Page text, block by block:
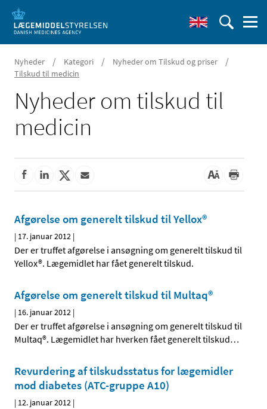
Nyheder / Kategori / Nyheder om Tilskud og priser /
Tilskud til medicin
Nyheder om tilskud til
medicin
Afgørelse om generelt tilskud til Yellox®
| 17. januar 2012 |
Der er truffet afgørelse i ansøgning om generelt tilskud til
Yellox®. Lægemidlet har fået generelt tilskud.
Afgørelse om generelt tilskud til Multaq®
| 16. januar 2012 |
Der er truffet afgørelse i ansøgning om generelt tilskud til
Multaq®. Lægemidlet har hverken fået generelt tilskud…
Revurdering af tilskudsstatus for lægemidler
mod diabetes (ATC-gruppe A10)
| 12. januar 2012 |